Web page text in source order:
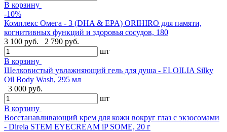
В корзину
-10%
Комплекс Омега - 3 (DHA & EPA) ORIHIRO для памяти,
когнитивных функций и здоровья сосудов, 180
3 100 руб.
2 790 руб.
шт
В корзину
Шелковистый увлажняющий гель для душа - ELOILIA Silky
Oil Body Wash, 295 мл
3 000 руб.
шт
В корзину
Восстанавливающий крем для кожи вокруг глаз с экзосомами
- Direia STEM EYECREAM iP SOME, 20 г